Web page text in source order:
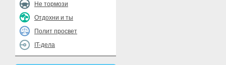
Не тормози
Отдохни и ты
Полит просвет
IT-дела